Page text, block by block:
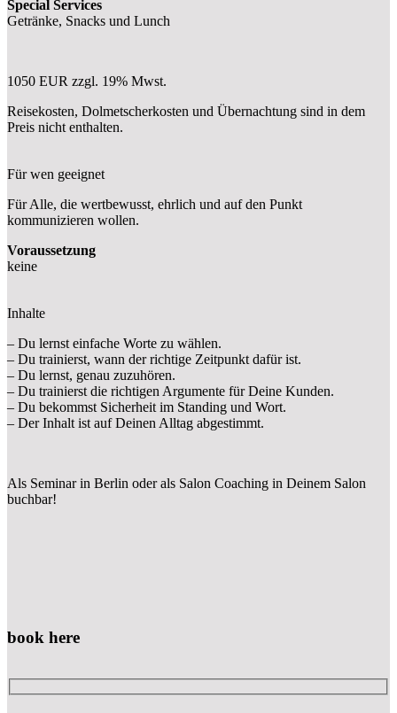
Special Services
Getränke, Snacks und Lunch
1050 EUR zzgl. 19% Mwst.
Reisekosten, Dolmetscherkosten und Übernachtung sind in dem
Preis nicht enthalten.
Für wen geeignet
Für Alle, die wertbewusst, ehrlich und auf den Punkt
kommunizieren wollen.
Voraussetzung
keine
Inhalte
– Du lernst einfache Worte zu wählen.
– Du trainierst, wann der richtige Zeitpunkt dafür ist.
– Du lernst, genau zuzuhören.
– Du trainierst die richtigen Argumente für Deine Kunden.
– Du bekommst Sicherheit im Standing und Wort.
– Der Inhalt ist auf Deinen Alltag abgestimmt.
Als Seminar in Berlin oder als Salon Coaching in Deinem Salon
buchbar!
book here